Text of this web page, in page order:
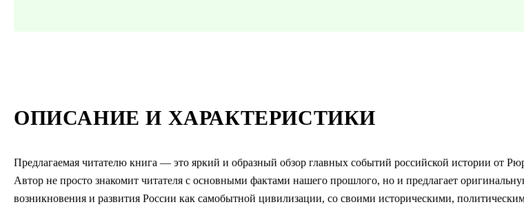
ОПИСАНИЕ И ХАРАКТЕРИСТИКИ
Предлагаемая читателю книга — это яркий и образный обзор главных событий российской истории от
Автор не просто знакомит читателя с основными фактами нашего прошлого, но и предлагает
возникновения и развития России как самобытной цивилизации, со своими историческими,